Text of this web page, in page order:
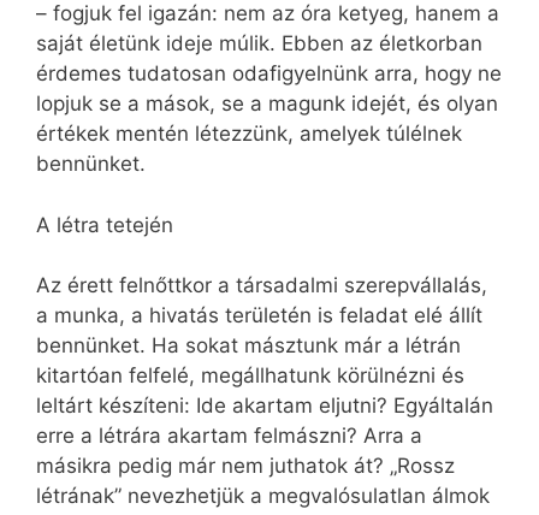
– fogjuk fel igazán: nem az óra ketyeg, hanem a
saját életünk ideje múlik. Ebben az életkorban
érdemes tudatosan odafigyelnünk arra, hogy ne
lopjuk se a mások, se a magunk idejét, és olyan
értékek mentén létezzünk, amelyek túlélnek
bennünket.
A létra tetején
Az érett felnőttkor a társadalmi szerepvállalás,
a munka, a hivatás területén is feladat elé állít
bennünket. Ha sokat másztunk már a létrán
kitartóan felfelé, megállhatunk körülnézni és
leltárt készíteni: Ide akartam eljutni? Egyáltalán
erre a létrára akartam felmászni? Arra a
másikra pedig már nem juthatok át? „Rossz
létrának” nevezhetjük a megvalósulatlan álmok